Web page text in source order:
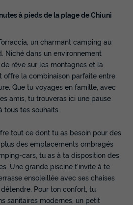
- Chalet Insolite
- sans sanitaire + Clim
2
Enfants
2
Chambres
1
Climatisation
Animaux autorisés *
à pieds de la plage de Chiuni
un charmant camping au
Niché dans un environnement
rêve sur les montagnes et la
offre la combinaison parfaite entre
Que tu voyages en famille, avec
amis, tu trouveras ici une pause
tous tes souhaits.
tout ce dont tu as besoin pour des
des emplacements ombragés
cars, tu as à ta disposition des
Une grande piscine t'invite à te
ensoleillée avec ses chaises
Pour ton confort, tu
sanitaires modernes, un petit